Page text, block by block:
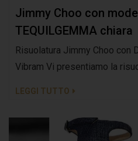
Jimmy Choo con
TEQUILGEMMA chiara
Risuolatura Jimmy Choo con
Vibram Vi presentiamo la
LEGGI TUTTO